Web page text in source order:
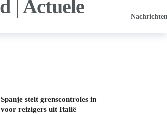
Spanje stelt grenscontroles in
voor reizigers uit Italië